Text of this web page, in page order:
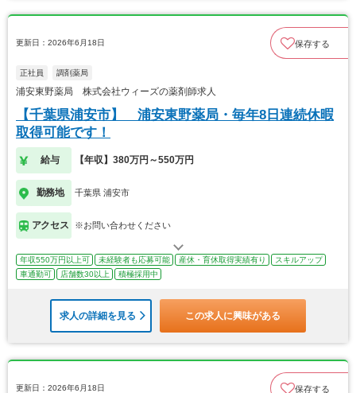
更新日：2026年6月18日 保存する
正社員 調剤薬局
浦安東野薬局 株式会社ウィーズの薬剤師求人
【千葉県浦安市】 浦安東野薬局・毎年8日連続休暇
取得可能です！
給与 【年収】380万円～550万円
勤務地 千葉県 浦安市
アクセス ※お問い合わせください
年収550万円以上可 未経験者も応募可能 産休・育休取得実績有り
スキルアップ
車通勤可
店舗数30以上 積極採用中
求人の詳細を見る この求人に興味がある
更新日：2026年6月18日 保存する